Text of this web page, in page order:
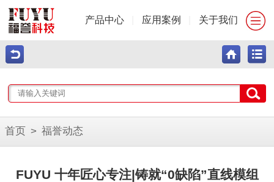
产品中心 应用案例 关于我们
首页 > 福誉动态
FUYU 十年匠心专注|铸就“0缺陷”直线模组